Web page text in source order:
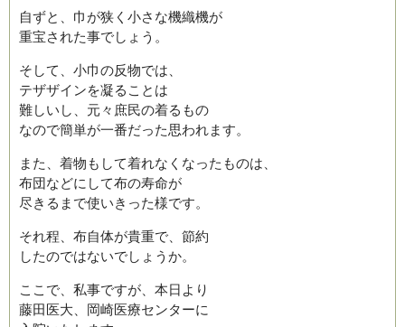
自ずと、巾が狭く小さな機織機が
重宝された事でしょう。
そして、小巾の反物では、
テザザインを凝ることは
難しいし、元々庶民の着るもの
なので簡単が一番だった思われます。
また、着物もして着れなくなったものは、
布団などにして布の寿命が
尽きるまで使いきった様です。
それ程、布自体が貴重で、節約
したのではないでしょうか。
ここで、私事ですが、本日より
藤田医大、岡崎医療センターに